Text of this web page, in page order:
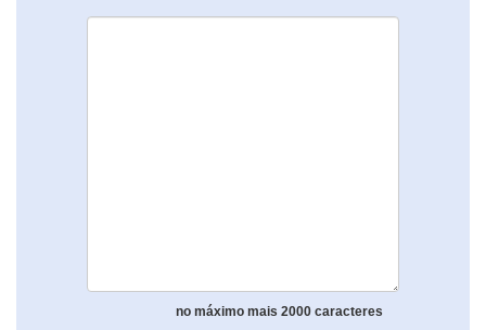
no máximo mais 2000 caracteres